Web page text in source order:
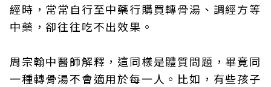
經時，常常自行至中藥行購買轉骨湯、調經方等
中藥，卻往往吃不出效果。
周宗翰中醫師解釋，這同樣是體質問題，畢竟同
一種轉骨湯不會適用於每一人。比如，有些孩子